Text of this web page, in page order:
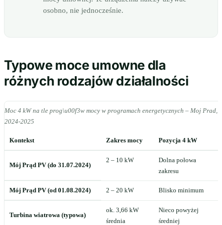
osobno, nie jednocześnie.
Typowe moce umowne dla
różnych rodzajów działalności
Moc 4 kW na tle prog\u00f3w mocy w programach energetycznych – Moj Prad,
2024-2025
Kontekst Zakres mocy Pozycja 4 kW
Mój Prąd PV (do 31.07.2024)
2 – 10 kW
Dolna połowa
zakresu
Mój Prąd PV (od 01.08.2024) 2 – 20 kW Blisko minimum
Turbina wiatrowa (typowa)
ok. 3,66 kW
średnia
Nieco powyżej
średniej